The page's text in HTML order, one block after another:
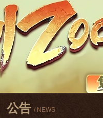
公告 / NEWS